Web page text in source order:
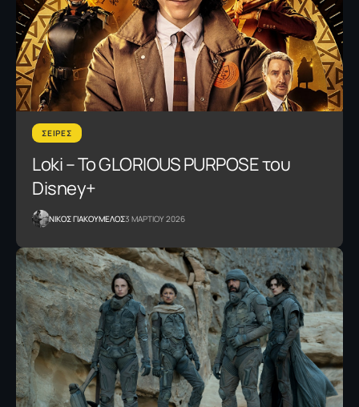
ΣΕΙΡΕΣ
Loki – To GLORIOUS PURPOSE του
Disney+
NΙΚΟΣ ΓΙΑΚΟΥΜΕΛΟΣ3 ΜΑΡΤΙΟΥ 2026